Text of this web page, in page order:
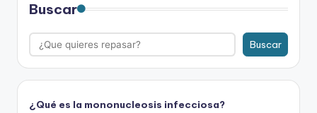
Buscar
Buscar
¿Qué es la mononucleosis infecciosa?